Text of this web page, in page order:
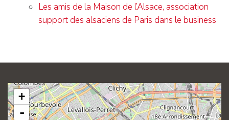
Les amis de la Maison de l’Alsace, association
support des alsaciens de Paris dans le business
+
-